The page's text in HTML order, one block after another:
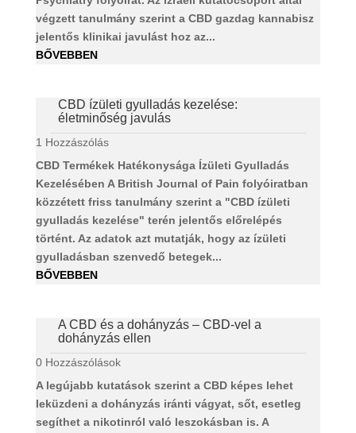
végzett tanulmány szerint a CBD gazdag kannabisz
jelentős klinikai javulást hoz az...
BŐVEBBEN
CBD ízületi gyulladás kezelése:
életminőség javulás
1 Hozzászólás
CBD Termékek Hatékonysága Ízületi Gyulladás
Kezelésében A British Journal of Pain folyóiratban
közzétett friss tanulmány szerint a "CBD ízületi
gyulladás kezelése" terén jelentős előrelépés
történt. Az adatok azt mutatják, hogy az ízületi
gyulladásban szenvedő betegek...
BŐVEBBEN
A CBD és a dohányzás – CBD-vel a
dohányzás ellen
0 Hozzászólások
A legújabb kutatások szerint a CBD képes lehet
leküzdeni a dohányzás iránti vágyat, sőt, esetleg
segíthet a nikotinról való leszokásban is. A